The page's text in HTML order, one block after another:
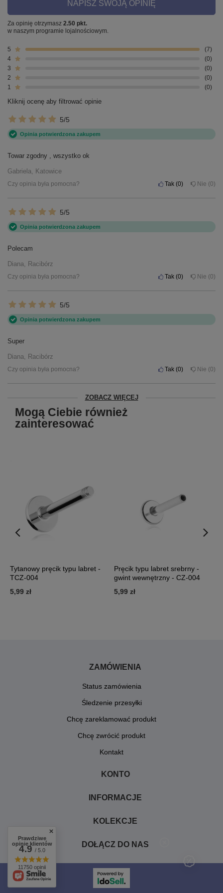
NAPISZ SWOJĄ OPINIĘ
Za opinię otrzymasz 2.50 pkt.
w naszym programie lojalnościowym.
5
7
4
0
3
0
2
0
1
0
Kliknij ocenę aby filtrować opinie
5/5
Opinia potwierdzona zakupem
Towar zgodny , wszystko ok
Gabriela, Katowice
Czy opinia była pomocna? Tak 0 Nie 0
5/5
Opinia potwierdzona zakupem
Polecam
Diana, Racibórz
Czy opinia była pomocna? Tak 0 Nie 0
5/5
Opinia potwierdzona zakupem
Super
Diana, Racibórz
Czy opinia była pomocna? Tak 0 Nie 0
ZOBACZ WIĘCEJ
Mogą Ciebie również
zainteresować
Tytanowy pręcik typu labret -
TCZ-004
5,99 zł
Pręcik typu labret srebrny -
gwint wewnętrzny - CZ-004
5,99 zł
ZAMÓWIENIA
Status zamówienia
Śledzenie przesyłki
Chcę zareklamować produkt
Chcę zwrócić produkt
Kontakt
KONTO
INFORMACJE
KOLEKCJE
DOŁĄCZ DO NAS
Prawdziwe
opinie klientów
4.9/ 5.0
11750 opinii